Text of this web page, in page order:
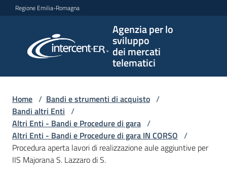
Vai al contenuto
Vai alla navigazione
Vai al footer
Regione Emilia-Romagna
Agenzia per lo
sviluppo
dei mercati
telematici
per lo
sviluppo
telematici
L'Agenzia
Home / Bandi e strumenti di acquisto /
Bandi altri Enti /
Altri Enti - Bandi e Procedure di gara /
Altri Enti - Bandi e Procedure di gara IN CORSO /
Procedura aperta lavori di realizzazione aule aggiuntive per
IIS Majorana S. Lazzaro di S.